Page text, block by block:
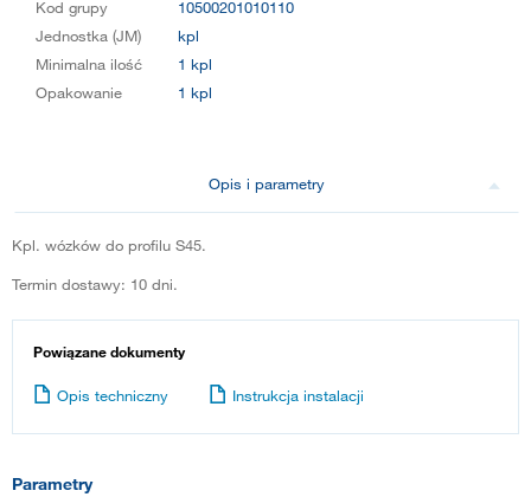
Kod grupy
10500201010110
Jednostka (JM)
kpl
Minimalna ilość
1 kpl
Opakowanie
1 kpl
Opis i parametry
Kpl. wózków do profilu S45.
Termin dostawy: 10 dni.
Powiązane dokumenty
Opis techniczny Instrukcja instalacji
Parametry